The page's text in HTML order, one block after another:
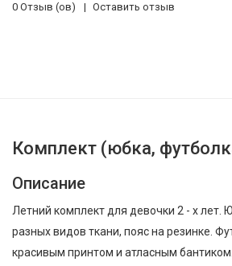
0 Отзыв (ов) Оставить отзыв
Комплект (юбка,
Описание
Летний комплект для девочки 2 - х лет.
разных видов ткани, пояс на резинке.
красивым принтом и атласным